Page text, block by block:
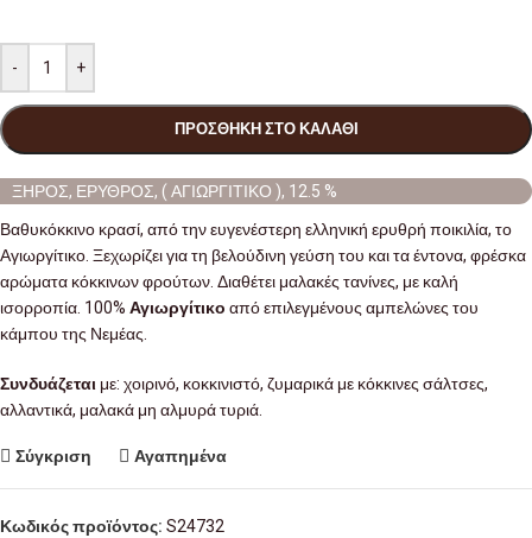
- +
ΠΡΟΣΘΉΚΗ ΣΤΟ ΚΑΛΆΘΙ
ΞΗΡΟΣ, ΕΡΥΘΡΟΣ, ( ΑΓΙΩΡΓΙΤΙΚΟ ), 12.5 %
Βαθυκόκκινο κρασί, από την ευγενέστερη ελληνική ερυθρή ποικιλία, το
Αγιωργίτικο. Ξεχωρίζει για τη βελούδινη γεύση του και τα έντονα, φρέσκα
αρώματα κόκκινων φρούτων. Διαθέτει μαλακές τανίνες, με καλή
ισορροπία. 100% Αγιωργίτικο από επιλεγμένους αμπελώνες του
κάμπου της Νεμέας.
Συνδυάζεται με: χοιρινό, κοκκινιστό, ζυμαρικά με κόκκινες σάλτσες,
αλλαντικά, μαλακά μη αλμυρά τυριά.
Σύγκριση Αγαπημένα
Κωδικός προϊόντος: S24732